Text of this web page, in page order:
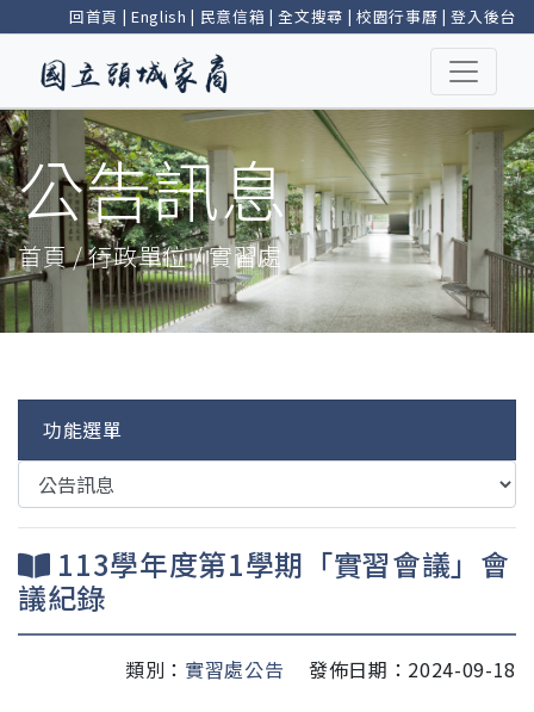
回首頁 | English | 民意信箱 |全文搜尋 | 校園行事曆 |登入後台
公告訊息
首頁 / 行政單位 / 實習處
功能選單
113學年度第1學期「實習會議」會
議紀錄
類別： 實習處公告 發佈日期：2024-09-18